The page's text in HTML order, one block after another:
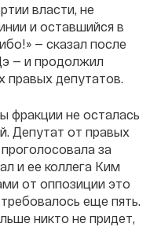
власти, не
и оставшийся в
— сказал после
— и продолжил
правых депутатов.
фракции не осталась
Депутат от правых
за
и ее коллега Ким
от оппозиции это
еще пять.
никто не придет,